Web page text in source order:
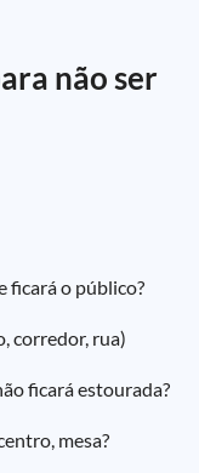
não ser
ficará o público?
corredor, rua)
ficará estourada?
mesa?